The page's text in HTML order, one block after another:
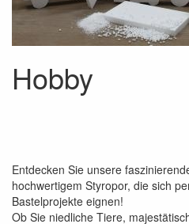
Hobby
Entdecken Sie unsere
hochwertigem Styropor, die sich
Bastelprojekte eignen!
Ob Sie niedliche Tiere,